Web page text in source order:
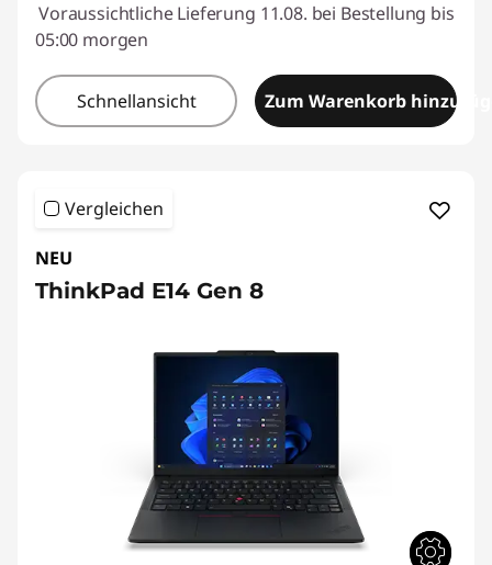
Voraussichtliche Lieferung 11.08. bei Bestellung bis
05:00 morgen
Schnellansicht Zum Warenkorb
Vergleichen
NEU
ThinkPad E14 Gen 8